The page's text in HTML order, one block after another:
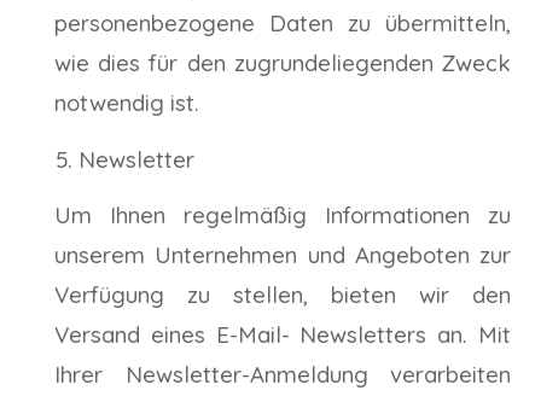
personenbezogene Daten zu übermitteln,
wie dies für den zugrundeliegenden Zweck
notwendig ist.
Newsletter
Um Ihnen regelmäßig Informationen zu
unserem Unternehmen und Angeboten zur
Verfügung zu stellen, bieten wir den
Versand eines E-Mail- Newsletters an. Mit
Ihrer Newsletter-Anmeldung verarbeiten